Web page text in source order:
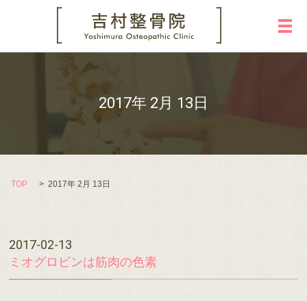
メ
2017年 2月 13日
TOP 2017年 2月 13日
2017-02-13
ミオグロビンは筋肉の色素